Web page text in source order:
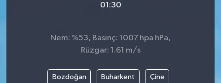
01:30
Nem: %53, Basınç: 1007 hpa hPa,
Rüzgar: 1.61 m/s
Bozdoğan Buharkent Çine